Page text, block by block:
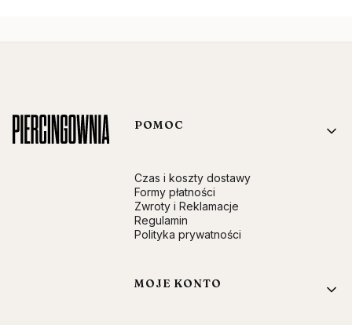
Linki w stopce
POMOC
Czas i koszty dostawy
Formy płatności
Zwroty i Reklamacje
Regulamin
Polityka prywatności
MOJE KONTO